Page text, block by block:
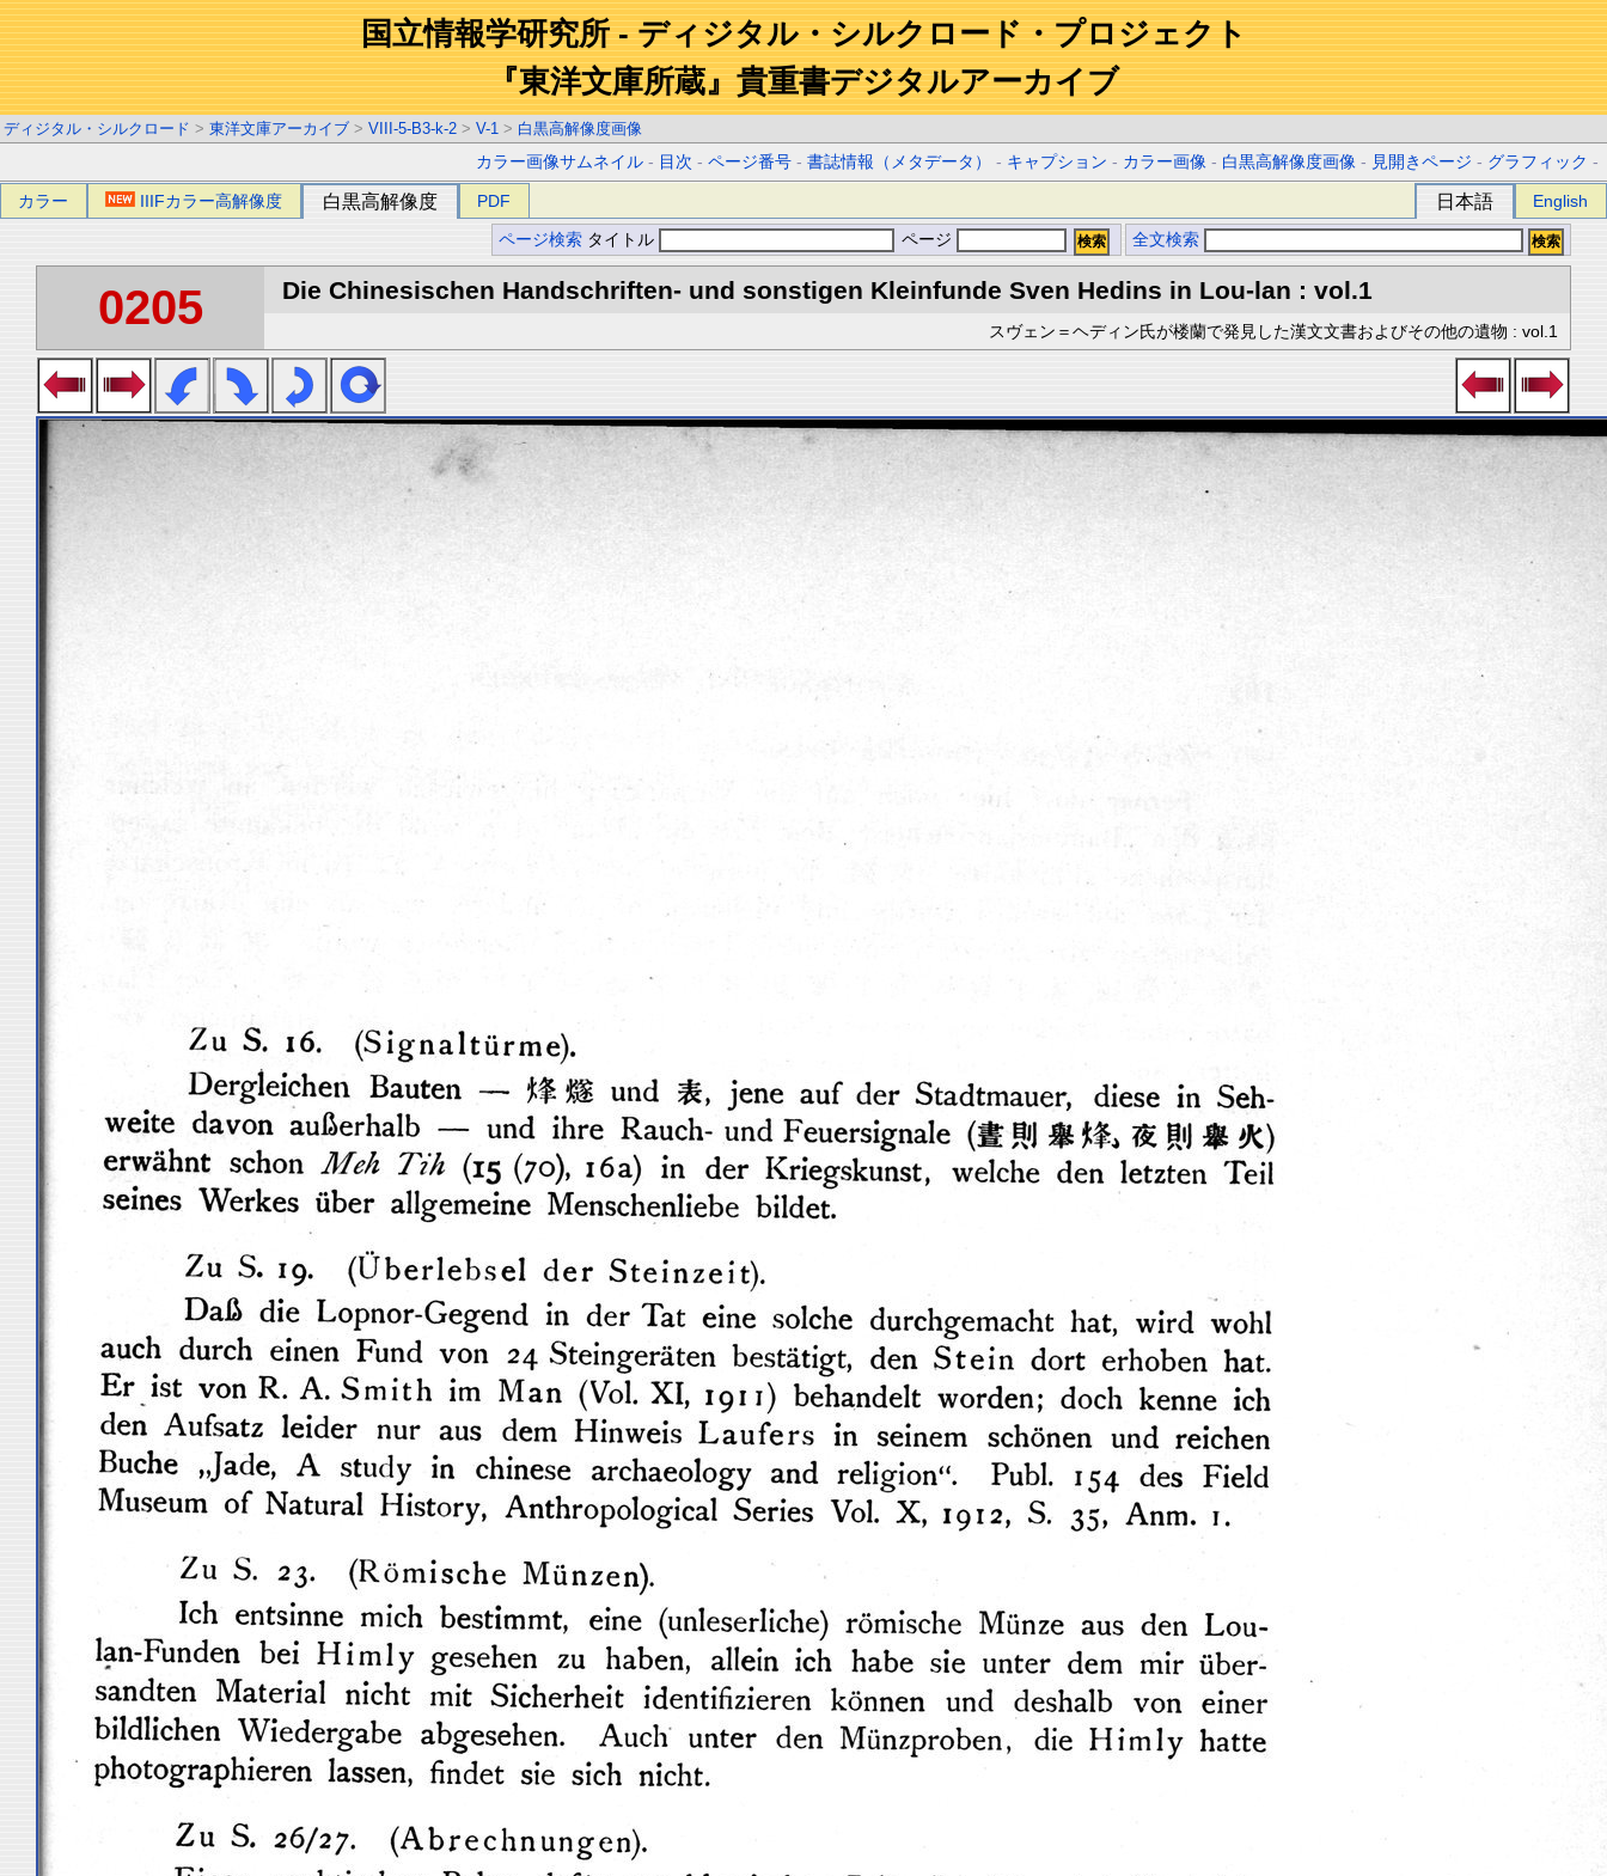
国立情報学研究所 - ディジタル・シルクロード・プロジェクト
『東洋文庫所蔵』貴重書デジタルアーカイブ
ディジタル・シルクロード > 東洋文庫アーカイブ > VIII-5-B3-k-2 > V-1 > 白黒高解像度画像
カラー画像サムネイル - 目次 -ページ番号 -書誌情報（メタデータ） - キャプション - カラー画像 - 白黒高解像度画像 - 見開きページ - グラフィック -
カラー IIIFカラー高解像度 白黒高解像度 PDF 日本語 English
ページ検索 タイトル ページ 全文検索
0205 Die Chinesischen Handschriften- und sonstigen Kleinfunde Sven Hedins in Lou-lan : vol.1
スヴェン＝ヘディン氏が楼蘭で発見した漢文文書およびその他の遺物 : vol.1